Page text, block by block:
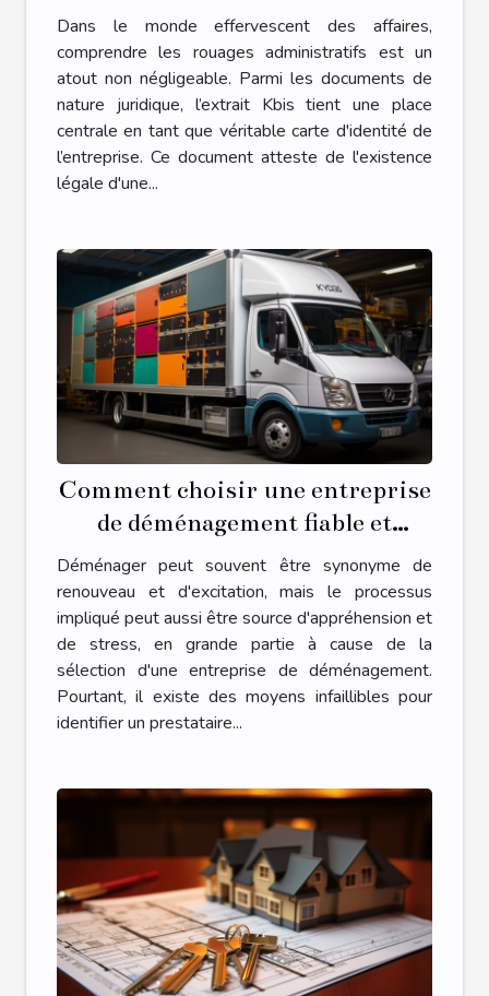
des extraits Kbis dans le monde
des affaires
Dans le monde effervescent des affaires,
comprendre les rouages administratifs est un
atout non négligeable. Parmi les documents de
nature juridique, l’extrait Kbis tient une place
centrale en tant que véritable carte d'identité de
l’entreprise. Ce document atteste de l'existence
légale d'une...
Comment choisir une entreprise
de déménagement fiable et
économique
Déménager peut souvent être synonyme de
renouveau et d'excitation, mais le processus
impliqué peut aussi être source d'appréhension et
de stress, en grande partie à cause de la
sélection d'une entreprise de déménagement.
Pourtant, il existe des moyens infaillibles pour
identifier un prestataire...